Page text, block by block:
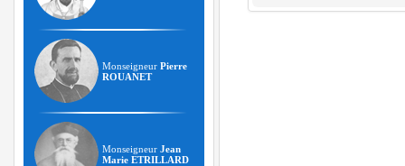
Monseigneur Pierre
ROUANET
Monseigneur Jean
Marie ETRILLARD